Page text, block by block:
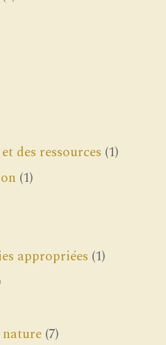
des ressources (1)
(1)
appropriées (1)
(7)